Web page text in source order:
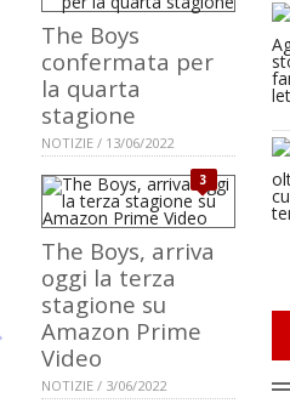
The Boys
confermata per
la quarta
stagione
NOTIZIE / 13/06/2022
3
The Boys, arriva
oggi la terza
stagione su
Amazon Prime
Video
NOTIZIE / 3/06/2022